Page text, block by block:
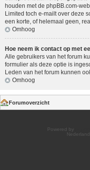
houden met de phpBB.com-
Limited toch e-mailt over deze
een korte, of helemaal geen,
Omhoog
Hoe neem ik contact op met
Alle gebruikers van het forum
formulier als deze optie is
Leden van het forum kunnen
Omhoog
Forumoverzicht
Powered by